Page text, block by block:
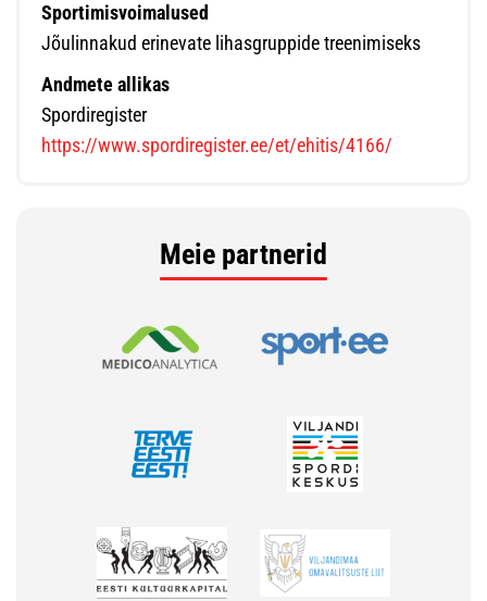
Sportimisvoimalused
Jõulinnakud erinevate lihasgruppide treenimiseks
Andmete allikas
Spordiregister
https://www.spordiregister.ee/et/ehitis/4166/
Meie partnerid